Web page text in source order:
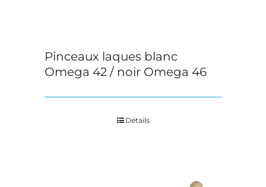
Pinceaux laques blanc
Omega 42 / noir Omega 46
Détails